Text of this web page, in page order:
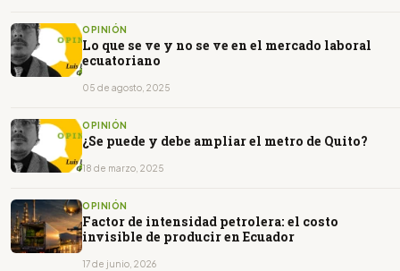
OPINIÓN
Lo que se ve y no se ve en el mercado laboral
ecuatoriano
05 de agosto, 2025
OPINIÓN
¿Se puede y debe ampliar el metro de Quito?
18 de marzo, 2025
OPINIÓN
Factor de intensidad petrolera: el costo
invisible de producir en Ecuador
17 de junio, 2026